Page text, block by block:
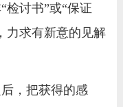
检讨书”或“保证
力求有新意的见解
，把获得的感